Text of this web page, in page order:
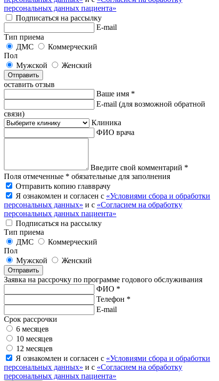
персональных данных пациента»
Подписаться на рассылку
E-mail
Тип приема
ДМС
Коммерческий
Пол
Мужской
Женский
Отправить
оставить отзыв
Ваше имя *
E-mail (для возможной обратной
связи)
Клиника
ФИО врача
Введите свой комментарий *
Поля отмеченные * обязательные для заполнения
Отправить копию главврачу
Я ознакомлен и согласен с «Условиями сбора и обработки
персональных данных» и с «Согласием на обработку
персональных данных пациента»
Подписаться на рассылку
Тип приема
ДМС
Коммерческий
Пол
Мужской
Женский
Отправить
Заявка на рассрочку по программе годового обслуживания
ФИО *
Телефон *
E-mail
Срок рассрочки
6 месяцев
10 месяцев
12 месяцев
Я ознакомлен и согласен с «Условиями сбора и обработки
персональных данных» и с «Согласием на обработку
персональных данных пациента»